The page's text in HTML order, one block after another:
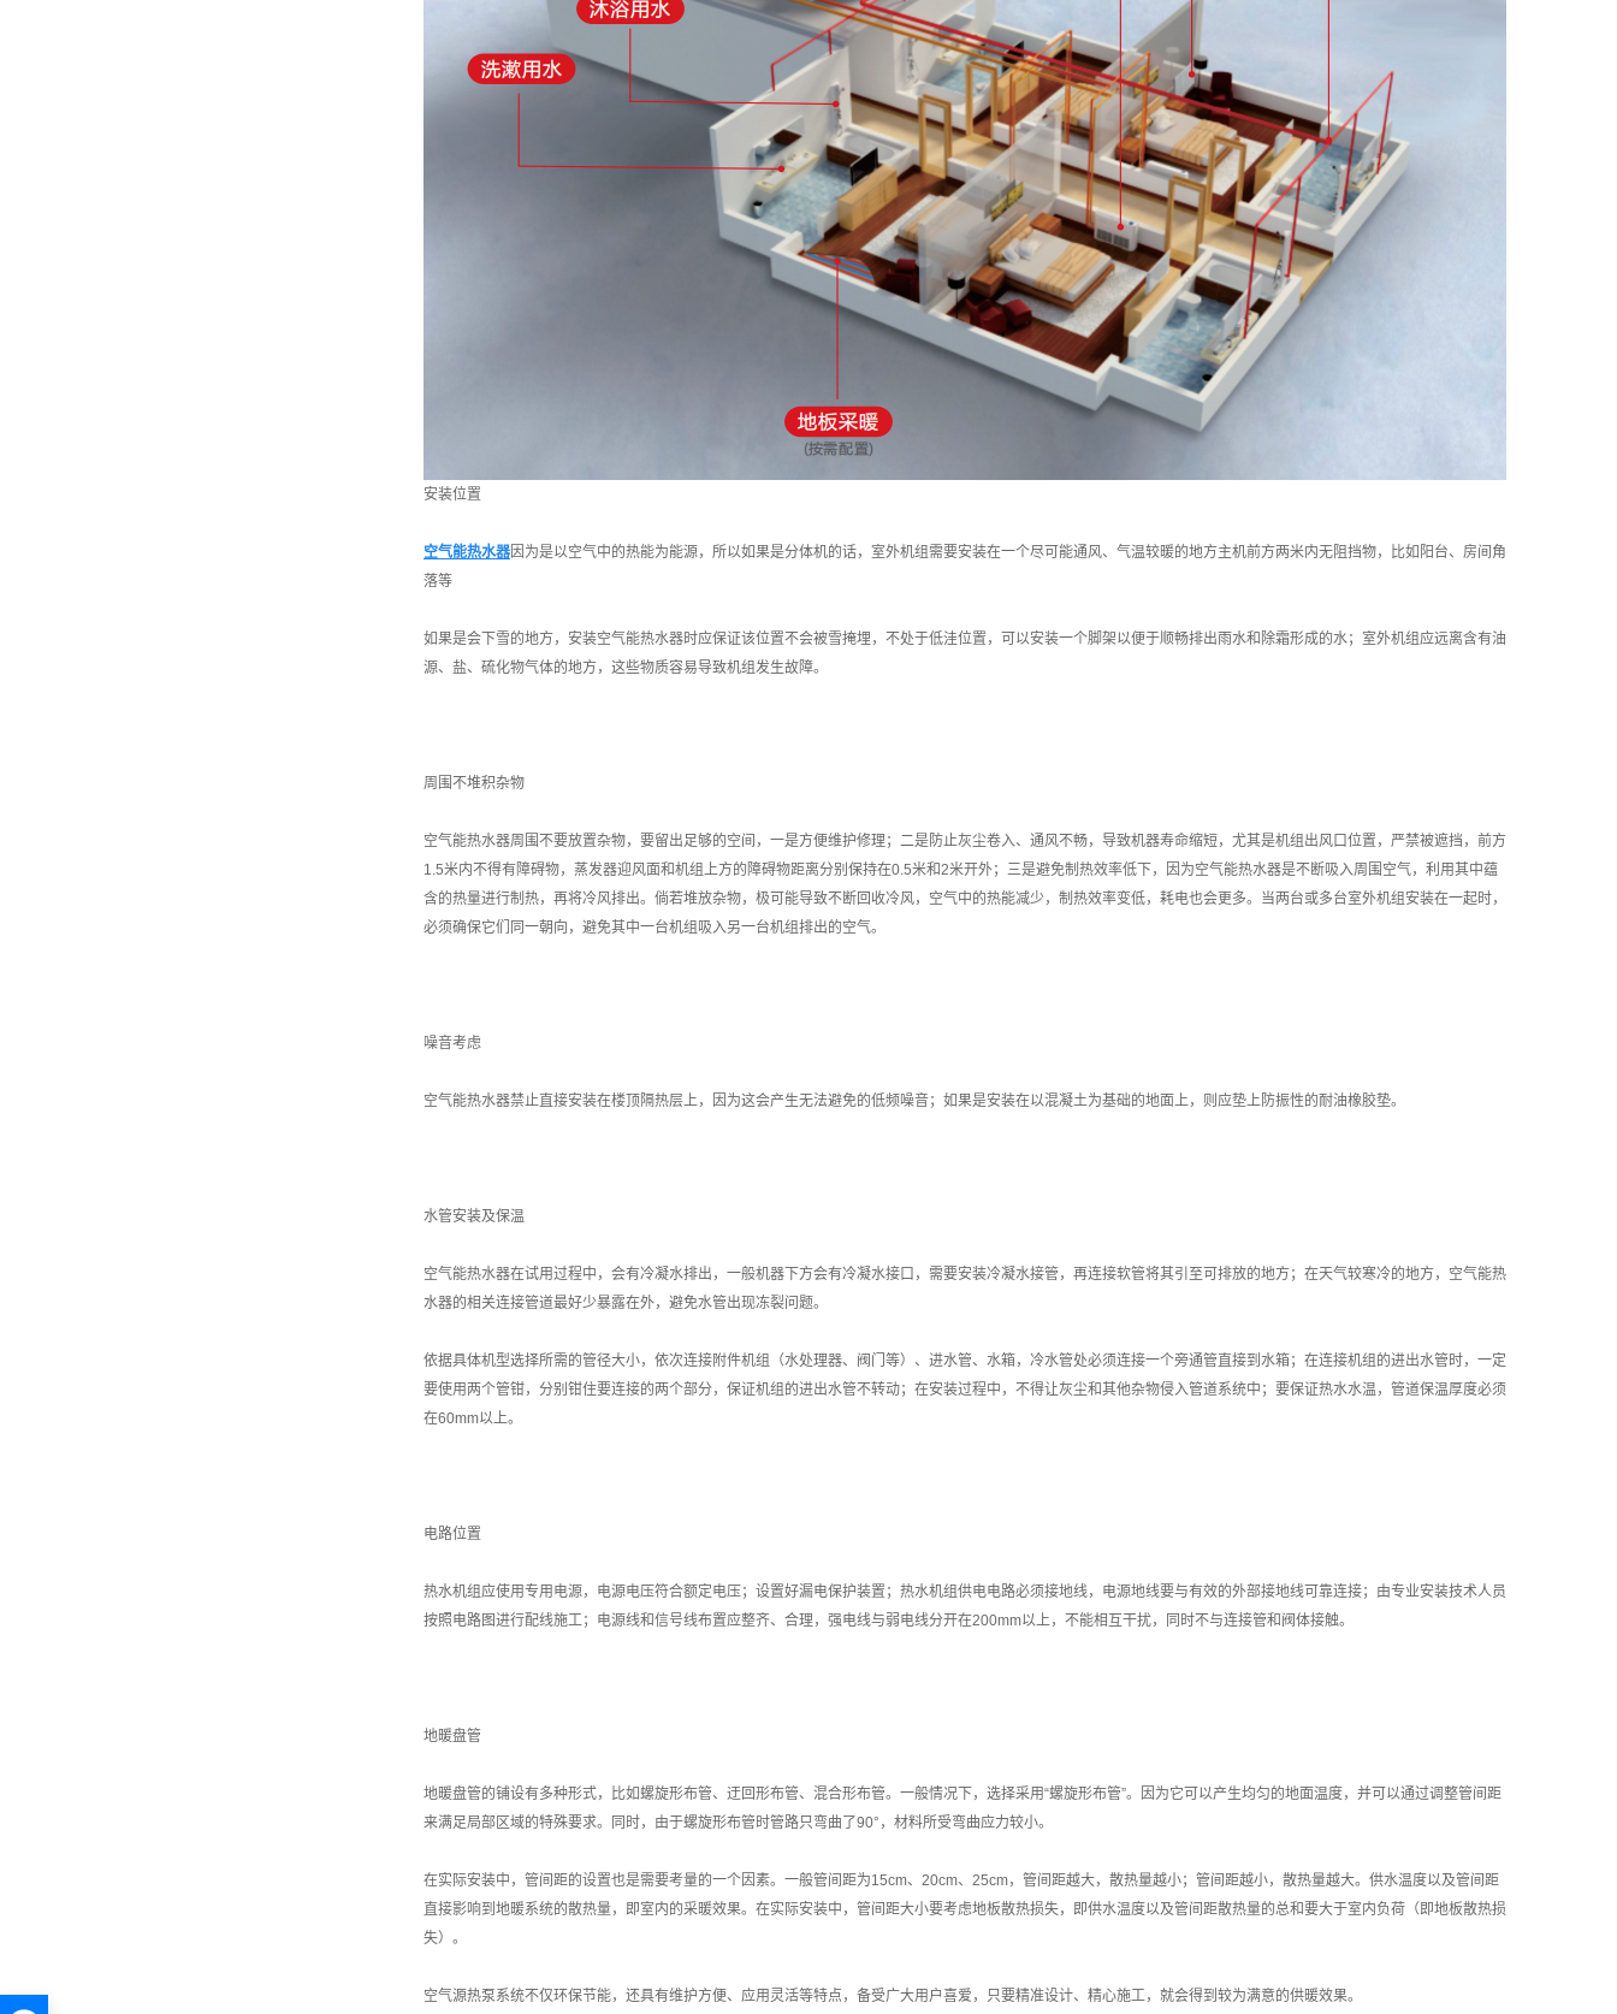
安装位置
空气能热水器因为是以空气中的热能为能源，所以如果是分体机的话，室外机组需要安装在一个尽可能通风、气温较暖的地方主机前方两米内无阻挡物，比如阳台、房间角
落等
如果是会下雪的地方，安装空气能热水器时应保证该位置不会被雪掩埋，不处于低洼位置，可以安装一个脚架以便于顺畅排出雨水和除霜形成的水；室外机组应远离含有油
源、盐、硫化物气体的地方，这些物质容易导致机组发生故障。
周围不堆积杂物
空气能热水器周围不要放置杂物，要留出足够的空间，一是方便维护修理；二是防止灰尘卷入、通风不畅，导致机器寿命缩短，尤其是机组出风口位置，严禁被遮挡，前方
1.5米内不得有障碍物，蒸发器迎风面和机组上方的障碍物距离分别保持在0.5米和2米开外；三是避免制热效率低下，因为空气能热水器是不断吸入周围空气，利用其中蕴
含的热量进行制热，再将冷风排出。倘若堆放杂物，极可能导致不断回收冷风，空气中的热能减少，制热效率变低，耗电也会更多。当两台或多台室外机组安装在一起时，
必须确保它们同一朝向，避免其中一台机组吸入另一台机组排出的空气。
噪音考虑
空气能热水器禁止直接安装在楼顶隔热层上，因为这会产生无法避免的低频噪音；如果是安装在以混凝土为基础的地面上，则应垫上防振性的耐油橡胶垫。
水管安装及保温
空气能热水器在试用过程中，会有冷凝水排出，一般机器下方会有冷凝水接口，需要安装冷凝水接管，再连接软管将其引至可排放的地方；在天气较寒冷的地方，空气能热
水器的相关连接管道最好少暴露在外，避免水管出现冻裂问题。
依据具体机型选择所需的管径大小，依次连接附件机组（水处理器、阀门等）、进水管、水箱，冷水管处必须连接一个旁通管直接到水箱；在连接机组的进出水管时，一定
要使用两个管钳，分别钳住要连接的两个部分，保证机组的进出水管不转动；在安装过程中，不得让灰尘和其他杂物侵入管道系统中；要保证热水水温，管道保温厚度必须
在60mm以上。
电路位置
热水机组应使用专用电源，电源电压符合额定电压；设置好漏电保护装置；热水机组供电电路必须接地线，电源地线要与有效的外部接地线可靠连接；由专业安装技术人员
按照电路图进行配线施工；电源线和信号线布置应整齐、合理，强电线与弱电线分开在200mm以上，不能相互干扰，同时不与连接管和阀体接触。
地暖盘管
地暖盘管的铺设有多种形式，比如螺旋形布管、迂回形布管、混合形布管。一般情况下，选择采用“螺旋形布管”。因为它可以产生均匀的地面温度，并可以通过调整管间距
来满足局部区域的特殊要求。同时，由于螺旋形布管时管路只弯曲了90°，材料所受弯曲应力较小。
在实际安装中，管间距的设置也是需要考量的一个因素。一般管间距为15cm、20cm、25cm，管间距越大，散热量越小；管间距越小，散热量越大。供水温度以及管间距
直接影响到地暖系统的散热量，即室内的采暖效果。在实际安装中，管间距大小要考虑地板散热损失，即供水温度以及管间距散热量的总和要大于室内负荷（即地板散热损
失）。
空气源热泵系统不仅环保节能，还具有维护方便、应用灵活等特点，备受广大用户喜爱，只要精准设计、精心施工，就会得到较为满意的供暖效果。